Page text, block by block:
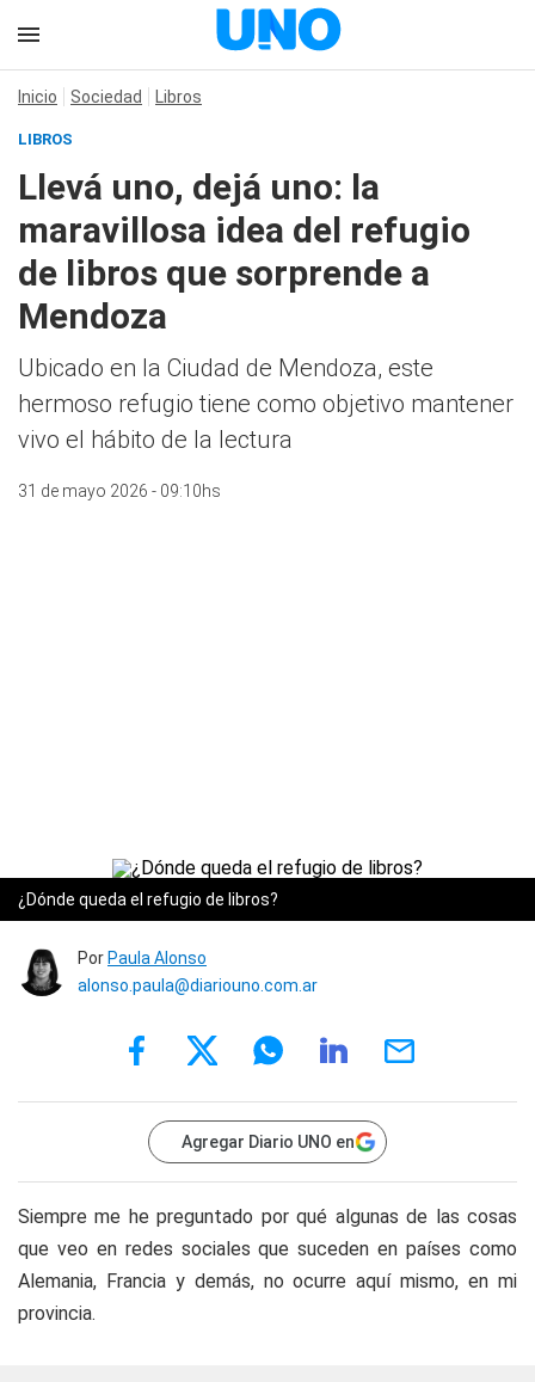
Inicio Sociedad Libros
LIBROS
Llevá uno, dejá uno: la
maravillosa idea del refugio
de libros que sorprende a
Mendoza
Ubicado en la Ciudad de Mendoza, este
hermoso refugio tiene como objetivo mantener
vivo el hábito de la lectura
31 de mayo 2026 - 09:10hs
¿Dónde queda el refugio de libros?
Por Paula Alonso
alonso.paula@diariouno.com.ar
Agregar Diario UNO en
Siempre me he preguntado por qué algunas de las cosas
que veo en redes sociales que suceden en países como
Alemania, Francia y demás, no ocurre aquí mismo, en mi
provincia.